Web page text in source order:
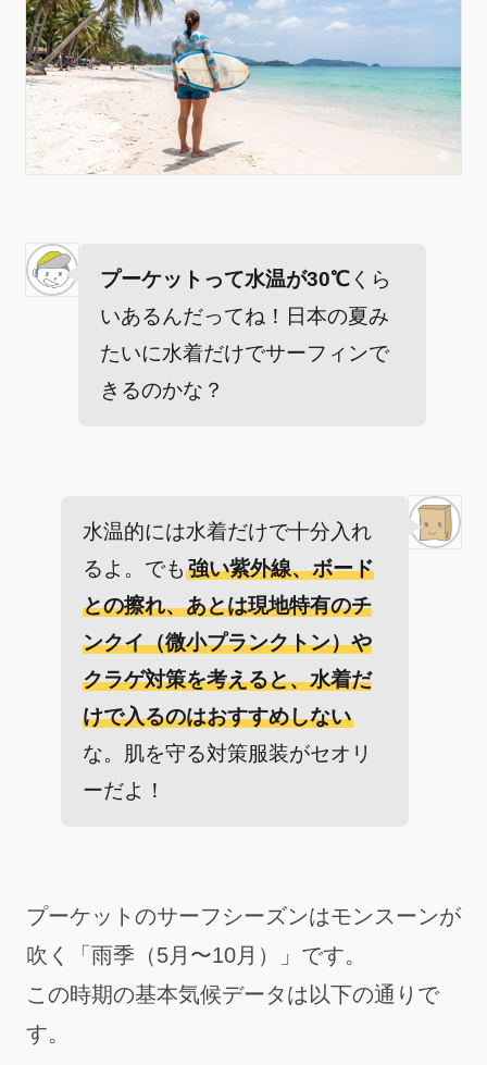
プーケットって水温が30℃ くら
いあるんだってね！日本の夏み
たいに水着だけでサーフィンで
きるのかな？
水温的には水着だけで十分入れ
るよ。でも 強い紫外線、ボード
との擦れ、あとは現地特有のチ
ンクイ（微小プランクトン）や
クラゲ対策を考えると、水着だ
けで入るのはおすすめしない
な。肌を守る対策服装がセオリ
ーだよ！
プーケットのサーフシーズンはモンスーンが
吹く「雨季（5月〜10月）」です。
この時期の基本気候データは以下の通りで
す。